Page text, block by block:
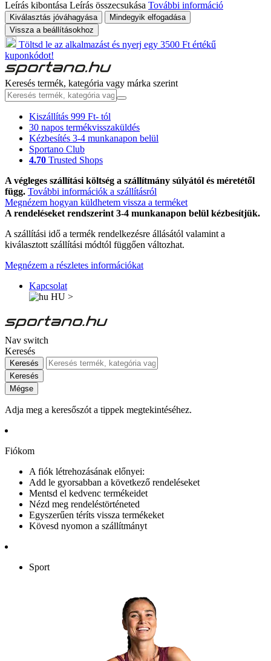
Leírás kibontása Leírás összecsukása További információ
Kiválasztás jóváhagyása
Mindegyik elfogadása
Vissza a beállításokhoz
Töltsd le az alkalmazást és nyerj egy 3500 Ft értékű
kuponkódot!
Keresés termék, kategória vagy márka szerint
Kiszállítás 999 Ft- tól
30 napos termékvisszaküldés
Kézbesítés 3-4 munkanapon belül
Sportano Club
4.70 Trusted Shops
A végleges szállítási költség a szállítmány súlyától és méretétől
függ. További információk a szállításról
Megnézem hogyan küldhetem vissza a terméket
A rendeléseket rendszerint 3-4 munkanapon belül kézbesítjük.
A szállítási idő a termék rendelkezésre állásától valamint a
kiválasztott szállítási módtól függően változhat.
Megnézem a részletes információkat
Kapcsolat
HU >
Nav switch
Keresés
Keresés
Keresés
Mégse
Adja meg a keresőszót a tippek megtekintéséhez.
Fiókom
A fiók létrehozásának előnyei:
Add le gyorsabban a következő rendeléseket
Mentsd el kedvenc termékeidet
Nézd meg rendeléstörténeted
Egyszerűen téríts vissza termékeket
Kövesd nyomon a szállítmányt
Sport